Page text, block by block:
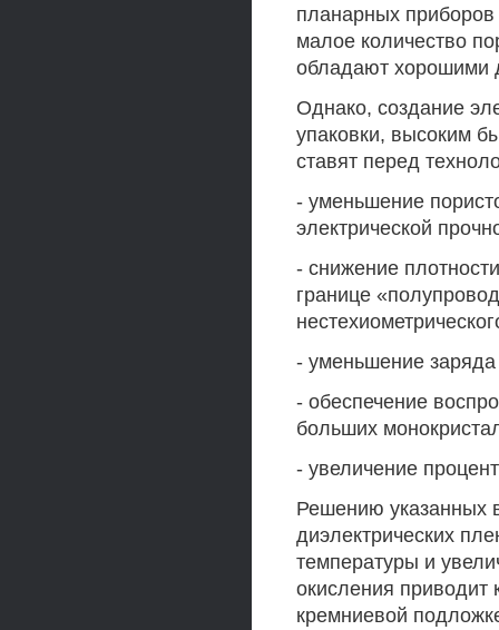
планарных
малое количество
обладают хорошими
Однако, создание
упаковки, высоким
ставят перед
- уменьшение
электрической
- снижение
границе
- уменьшение
- обеспечение
больших
- увеличение
Решению указанных
диэлектрических
температуры и
окисления
кремниевой